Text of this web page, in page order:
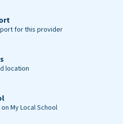
for this provider
location
My Local School